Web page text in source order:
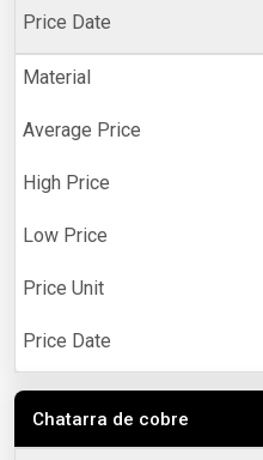
Chatarra de cobre